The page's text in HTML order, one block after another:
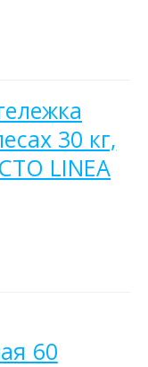
30 кг,
LINEA
60